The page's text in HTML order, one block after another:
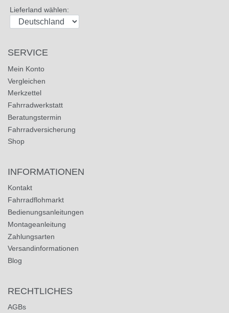
Lieferland wählen:
SERVICE
Mein Konto
Vergleichen
Merkzettel
Fahrradwerkstatt
Beratungstermin
Fahrradversicherung
Shop
INFORMATIONEN
Kontakt
Fahrradflohmarkt
Bedienungsanleitungen
Montageanleitung
Zahlungsarten
Versandinformationen
Blog
RECHTLICHES
AGBs